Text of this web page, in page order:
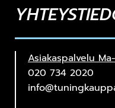
Asiakaspalvelu
020 734 2020